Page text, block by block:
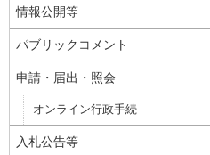
情報公開等
パブリックコメント
申請・届出・照会
オンライン行政手続
入札公告等